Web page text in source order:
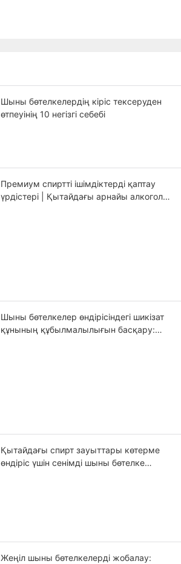
Шыны бөтелкелердің кіріс тексеруден
өтпеуінің 10 негізгі себебі
Премиум спиртті ішімдіктерді қаптау
үрдістері | Қытайдағы арнайы алкоголь
Шыны бөтелкелер өндірісіндегі шикізат
құнының құбылмалылығын басқару:
Қытайдағы спирт зауыттары көтерме
өндіріс үшін сенімді шыны бөтелке
Жеңіл шыны бөтелкелерді жобалау: